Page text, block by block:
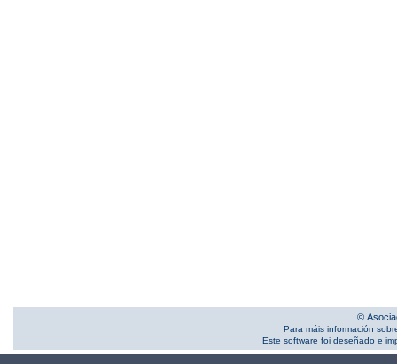
©
Para máis información
Este software foi deseñado e